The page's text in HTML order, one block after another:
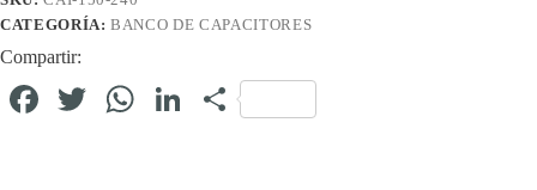
CATEGORÍA:BANCO DE CAPACITORES
Compartir:
Fa T
W
Li C